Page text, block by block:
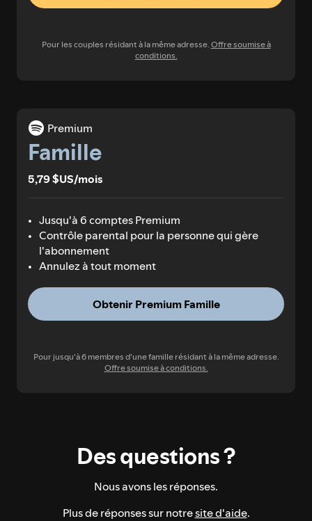
Pour les couples résidant à la même adresse.Offre soumise à
conditions.
Premium
Famille
5,79 $US/mois
Jusqu'à 6 comptes Premium
Contrôle parental pour la personne qui gère
l'abonnement
Annulez à tout moment
Obtenir Premium Famille
Pour jusqu'à 6 membres d'une famille résidant à la même adresse.
Offre soumise à conditions.
Des questions ?
Nous avons les réponses.
Plus de réponses sur notresite d'aide.